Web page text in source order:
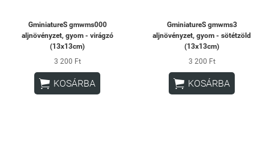
GminiatureS gmwms000
aljnövényzet, gyom - virágzó
(13x13cm)
3 200 Ft
 KOSÁRBA
GminiatureS gmwms3
aljnövényzet, gyom - sötétzöld
(13x13cm)
3 200 Ft
 KOSÁRBA